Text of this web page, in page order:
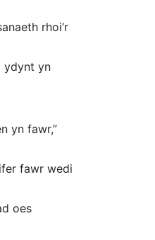
rhoi’r
ydynt yn
yn fawr,”
fawr wedi
oes